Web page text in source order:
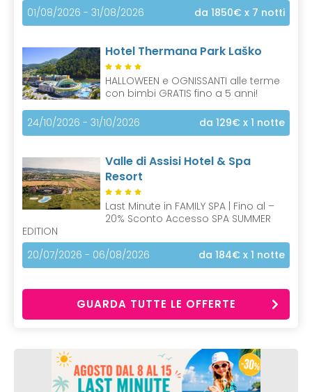
01/08/2026 - 31/08/2026 da 1850€ x 7 notti
Hotel Thermana Park Laško
HALLOWEEN e OGNISSANTI alle terme
con bimbi GRATIS fino a 5 anni!
24/10/2026 - 31/10/2026 da 129€ x 1 notte
Valle di Assisi Hotel & Spa
Resort
Last Minute in FAMILY SPA | Fino al –
20% Sconto Accesso SPA SUMMER
EDITION
20/07/2026 - 06/08/2026
da 184€ x 1 notte
GUARDA TUTTE LE OFFERTE